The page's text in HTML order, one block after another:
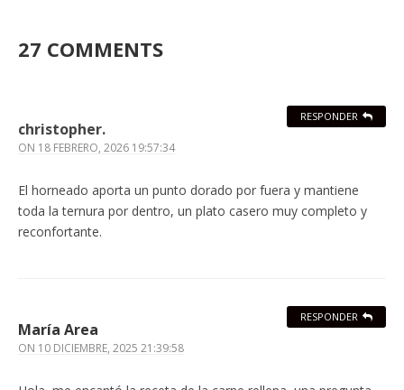
27 COMMENTS
christopher.
ON 18 FEBRERO, 2026 19:57:34
El horneado aporta un punto dorado por fuera y mantiene
toda la ternura por dentro, un plato casero muy completo y
reconfortante.
RESPONDER
María Area
ON 10 DICIEMBRE, 2025 21:39:58
RESPONDER